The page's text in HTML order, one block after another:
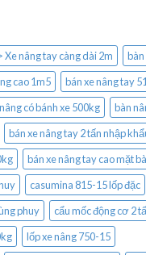
Xe nâng tay càng dài 2m
cao 1m5
bán xe nâng tay
có bánh xe 500kg
bàn
bán xe nâng tay 2 tấn nhập
bán xe nâng tay cao mặt
casumina 815-15 lốp đặc
phuy
cẩu mốc động cơ 2
lốp xe nâng 750-15